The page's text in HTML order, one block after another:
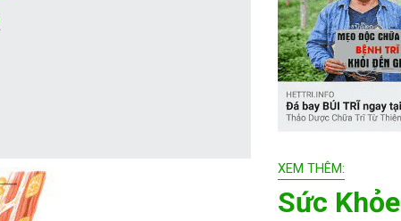
XEM THÊM:
Sức Khỏe